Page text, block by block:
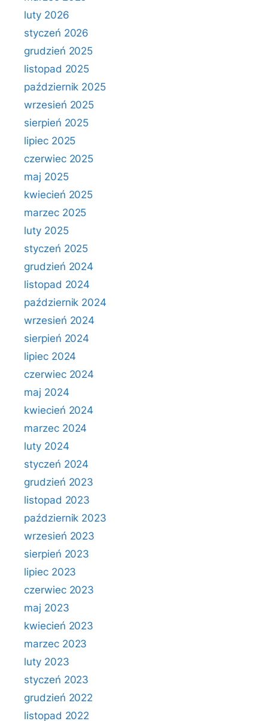
luty 2026
styczeń 2026
grudzień 2025
listopad 2025
październik 2025
wrzesień 2025
sierpień 2025
lipiec 2025
czerwiec 2025
maj 2025
kwiecień 2025
marzec 2025
luty 2025
styczeń 2025
grudzień 2024
listopad 2024
październik 2024
wrzesień 2024
sierpień 2024
lipiec 2024
czerwiec 2024
maj 2024
kwiecień 2024
marzec 2024
luty 2024
styczeń 2024
grudzień 2023
listopad 2023
październik 2023
wrzesień 2023
sierpień 2023
lipiec 2023
czerwiec 2023
maj 2023
kwiecień 2023
marzec 2023
luty 2023
styczeń 2023
grudzień 2022
listopad 2022